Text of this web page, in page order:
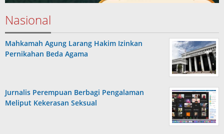
Nasional
Mahkamah Agung Larang Hakim Izinkan
Pernikahan Beda Agama
Jurnalis Perempuan Berbagi Pengalaman
Meliput Kekerasan Seksual